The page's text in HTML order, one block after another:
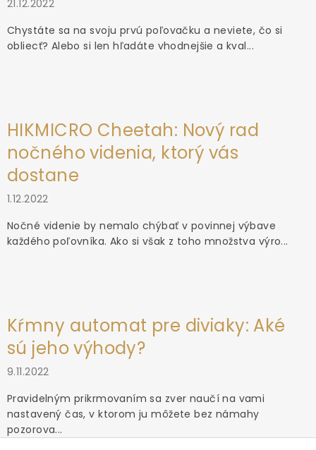
21.12.2022
Chystáte sa na svoju prvú poľovačku a neviete, čo si
obliecť? Alebo si len hľadáte vhodnejšie a kval...
HIKMICRO Cheetah: Nový rad
nočného videnia, ktorý vás
dostane
1.12.2022
Nočné videnie by nemalo chýbať v povinnej výbave
každého poľovníka. Ako si však z toho množstva výro...
Kŕmny automat pre diviaky: Aké
sú jeho výhody?
9.11.2022
Pravidelným prikrmovaním sa zver naučí na vami
nastavený čas, v ktorom ju môžete bez námahy
pozorova...